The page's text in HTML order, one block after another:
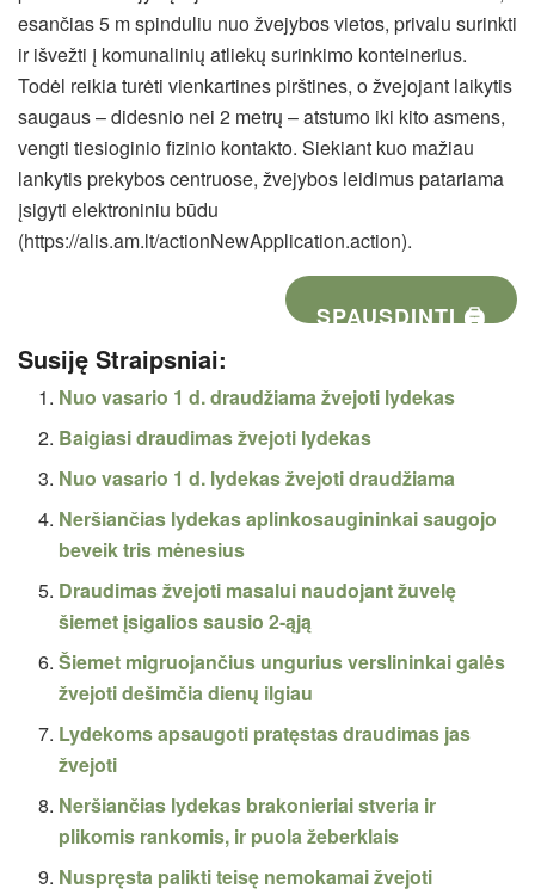
esančias 5 m spinduliu nuo žvejybos vietos, privalu surinkti
ir išvežti į komunalinių atliekų surinkimo konteinerius.
Todėl reikia turėti vienkartines pirštines, o žvejojant laikytis
saugaus – didesnio nei 2 metrų – atstumo iki kito asmens,
vengti tiesioginio fizinio kontakto. Siekiant kuo mažiau
lankytis prekybos centruose, žvejybos leidimus patariama
įsigyti elektroniniu būdu
(https://alis.am.lt/actionNewApplication.action).
SPAUSDINTI 🖨
Susiję Straipsniai:
Nuo vasario 1 d. draudžiama žvejoti lydekas
Baigiasi draudimas žvejoti lydekas
Nuo vasario 1 d. lydekas žvejoti draudžiama
Neršiančias lydekas aplinkosaugininkai saugojo
beveik tris mėnesius
Draudimas žvejoti masalui naudojant žuvelę
šiemet įsigalios sausio 2-ąją
Šiemet migruojančius ungurius verslininkai galės
žvejoti dešimčia dienų ilgiau
Lydekoms apsaugoti pratęstas draudimas jas
žvejoti
Neršiančias lydekas brakonieriai stveria ir
plikomis rankomis, ir puola žeberklais
Nuspręsta palikti teisę nemokamai žvejoti